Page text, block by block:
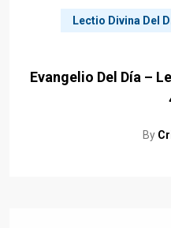
Lectio Divina Del
Evangelio Del Día –
By